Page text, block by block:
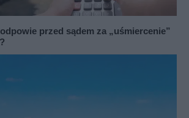
przed sądem za „uśmiercenie”